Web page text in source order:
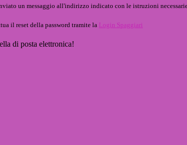
un messaggio all'indirizzo indicato con le istruzioni
il reset della password tramite la Login Spaggiari
di posta elettronica!